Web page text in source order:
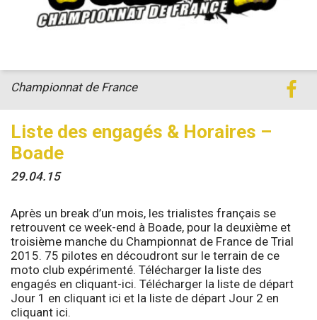
Liste des engagés & Horaires –
Boade
29.04.15
Championnat de France
Après un break d’un mois, les trialistes français se
retrouvent ce week-end à Boade, pour la deuxième et
troisième manche du Championnat de France de Trial
2015. 75 pilotes en découdront sur le terrain de ce
moto club expérimenté. Télécharger la liste des
engagés en cliquant-ici. Télécharger la liste de départ
Jour 1 en cliquant ici et la liste de départ Jour 2 en
cliquant ici.